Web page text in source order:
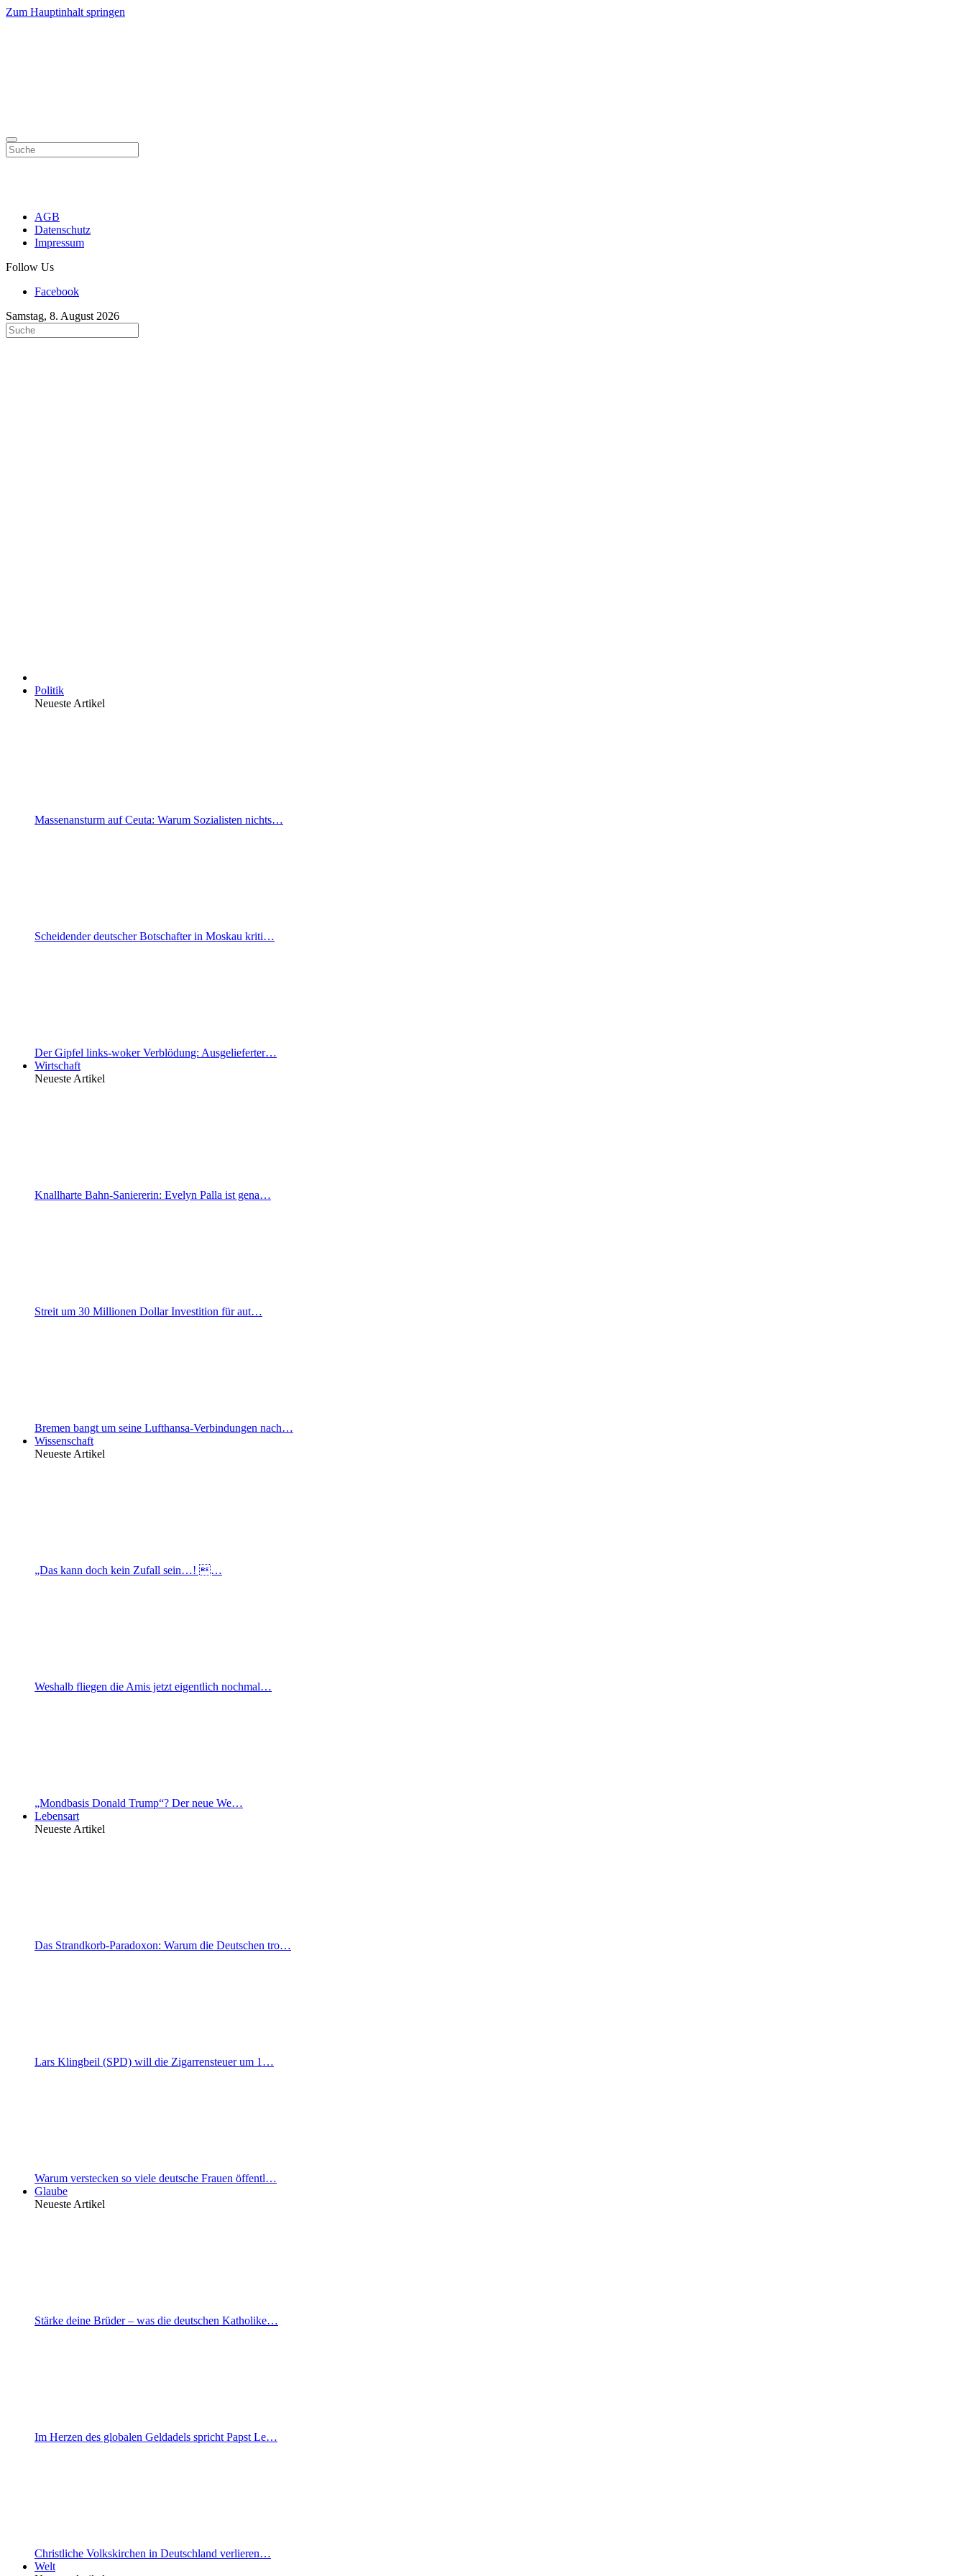
Zum Hauptinhalt springen
AGB
Datenschutz
Impressum
Follow Us
Facebook
Samstag, 8. August 2026
Politik
Neueste Artikel
Massenansturm auf Ceuta: Warum Sozialisten nichts…
Scheidender deutscher Botschafter in Moskau kriti…
Der Gipfel links-woker Verblödung: Ausgelieferter…
Wirtschaft
Neueste Artikel
Knallharte Bahn-Saniererin: Evelyn Palla ist gena…
Streit um 30 Millionen Dollar Investition für aut…
Bremen bangt um seine Lufthansa-Verbindungen nach…
Wissenschaft
Neueste Artikel
„Das kann doch kein Zufall sein…! …
Weshalb fliegen die Amis jetzt eigentlich nochmal…
„Mondbasis Donald Trump“? Der neue We…
Lebensart
Neueste Artikel
Das Strandkorb-Paradoxon: Warum die Deutschen tro…
Lars Klingbeil (SPD) will die Zigarrensteuer um 1…
Warum verstecken so viele deutsche Frauen öffentl…
Glaube
Neueste Artikel
Stärke deine Brüder – was die deutschen Katholike…
Im Herzen des globalen Geldadels spricht Papst Le…
Christliche Volkskirchen in Deutschland verlieren…
Welt